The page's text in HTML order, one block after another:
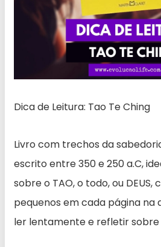
Dica de Leitura: Tao Te Ching
Livro com trechos da
escrito entre 350 e 250 a.C,
sobre o TAO, o todo, ou DEUS,
pequenos em cada página na
ler lentamente e refletir sobre